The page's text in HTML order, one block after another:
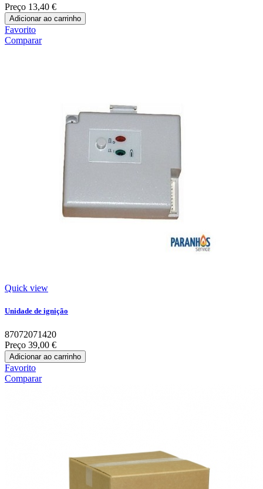
Preço 13,40 €
Adicionar ao carrinho
Favorito
Comparar
Quick view
Unidade de ignição
87072071420
Preço 39,00 €
Adicionar ao carrinho
Favorito
Comparar